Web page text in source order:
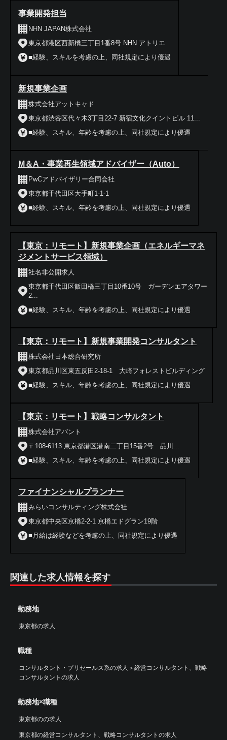
事業開発担当
NHN JAPAN株式会社
東京都港区西新橋三丁目1番8号 NHN アトリエ
■経験、スキルを考慮の上、同社規定により優遇
新規事業企画
株式会社アットキャド
東京都渋谷区代々木3丁目22-7 新宿文化クイントビル 11...
■経験、スキル、年齢を考慮の上、同社規定により優遇
M＆A・事業再生領域アドバイザー（Auto）
PwCアドバイザリー合同会社
東京都千代田区大手町1-1-1
■経験、スキル、年齢を考慮の上、同社規定により優遇
【東京：リモート】新規事業企画（エネルギーマネ
ジメントサービス領域）
社名非公開求人
東京都千代田区飯田橋三丁目10番10号 ガーデンエアタワー
2...
■経験、スキル、年齢を考慮の上、同社規定により優遇
【東京：リモート】新規事業開発コンサルタント
株式会社日本総合研究所
東京都品川区東五反田2-18-1 大崎フォレストビルディング
■経験、スキル、年齢を考慮の上、同社規定により優遇
【東京：リモート】戦略コンサルタント
株式会社アバント
〒108-6113 東京都港区港南二丁目15番2号 品川...
■経験、スキル、年齢を考慮の上、同社規定により優遇
ファイナンシャルプランナー
みらいコンサルティング株式会社
東京都中央区京橋2-2-1 京橋エドグラン19階
■月給は経験などを考慮の上、同社規定により優遇
関連した求人情報を探す
勤務地
東京都の求人
職種
コンサルタント・プリセールス系の求人 ＞ 経営コンサルタント、戦略
コンサルタントの求人
勤務地×職種
東京都のの求人
東京都の経営コンサルタント、戦略コンサルタントの求人